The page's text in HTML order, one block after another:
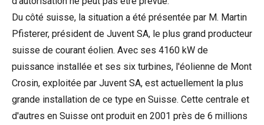
Du côté suisse, la situation a été présentée par M. Martin
Pfisterer, président de Juvent SA, le plus grand producteur
suisse de courant éolien. Avec ses 4160 kW de
puissance installée et ses six turbines, l'éolienne de Mont
Crosin, exploitée par Juvent SA, est actuellement la plus
grande installation de ce type en Suisse. Cette centrale et
d'autres en Suisse ont produit en 2001 près de 6 millions